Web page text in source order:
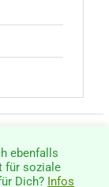
ebenfalls
für soziale
Dich? Infos